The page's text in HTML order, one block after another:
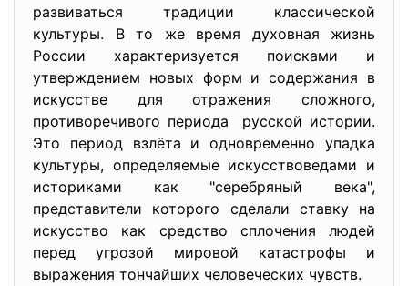
развиваться традиции классической
культуры. В то же время духовная жизнь
России характеризуется поисками и
утверждением новых форм и содержания в
искусстве для отражения сложного,
противоречивого периода русской истории.
Это период взлёта и одновременно упадка
культуры, определяемые искусствоведами и
историками как "серебряный века",
представители которого сделали ставку на
искусство как средство сплочения людей
перед угрозой мировой катастрофы и
выражения тончайших человеческих чувств.